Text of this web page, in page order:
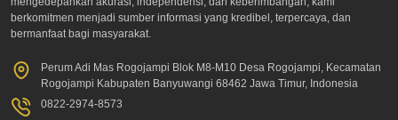
berkomitmen menjadi sumber informasi yang kredibel, terpercaya, dan
bermanfaat bagi masyarakat.
Perum Adi Mas Rogojampi Blok M8-M10 Desa Rogojampi, Kecamatan
Rogojampi Kabupaten Banyuwangi 68462 Jawa Timur, Indonesia
0822-2974-8573